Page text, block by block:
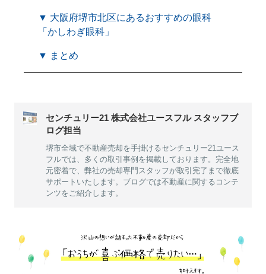
▼ 大阪府堺市北区にあるおすすめの眼科
「かしわぎ眼科」
▼ まとめ
センチュリー21 株式会社ユースフル スタッフブ
ログ担当
堺市全域で不動産売却を手掛けるセンチュリー21ユース
フルでは、多くの取引事例を掲載しております。完全地
元密着で、弊社の売却専門スタッフが取引完了まで徹底
サポートいたします。ブログでは不動産に関するコンテ
ンツをご紹介します。